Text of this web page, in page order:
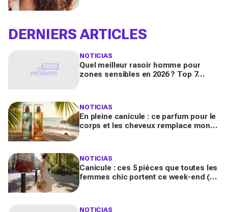
DERNIERS ARTICLES
NOTICIAS
Quel meilleur rasoir homme pour
zones sensibles en 2026 ? Top 7
NOTICIAS
En pleine canicule : ce parfum pour le
corps et les cheveux remplace mon
NOTICIAS
Canicule : ces 5 pièces que toutes les
femmes chic portent ce week-end (et
NOTICIAS